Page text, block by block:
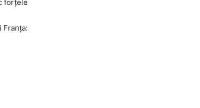
forțele
Franța: